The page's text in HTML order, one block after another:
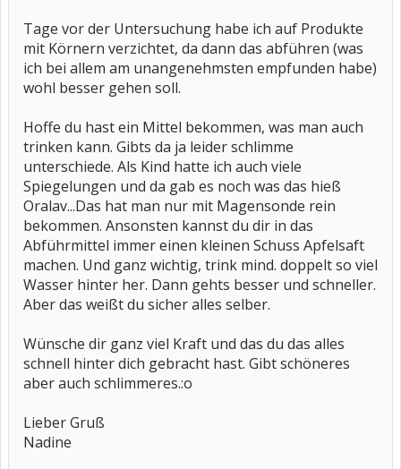
Tage vor der Untersuchung habe ich auf Produkte
mit Körnern verzichtet, da dann das abführen (was
ich bei allem am unangenehmsten empfunden habe)
wohl besser gehen soll.
Hoffe du hast ein Mittel bekommen, was man auch
trinken kann. Gibts da ja leider schlimme
unterschiede. Als Kind hatte ich auch viele
Spiegelungen und da gab es noch was das hieß
Oralav...Das hat man nur mit Magensonde rein
bekommen. Ansonsten kannst du dir in das
Abführmittel immer einen kleinen Schuss Apfelsaft
machen. Und ganz wichtig, trink mind. doppelt so viel
Wasser hinter her. Dann gehts besser und schneller.
Aber das weißt du sicher alles selber.
Wünsche dir ganz viel Kraft und das du das alles
schnell hinter dich gebracht hast. Gibt schöneres
aber auch schlimmeres.:o
Lieber Gruß
Nadine